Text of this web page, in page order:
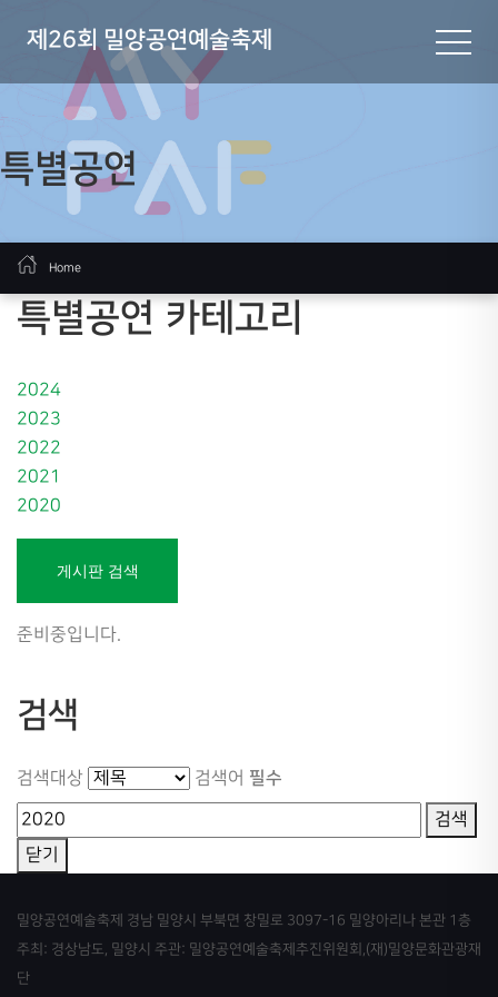
제26회 밀양공연예술축제
특별공연
Home
특별공연 카테고리
2024
2023
2022
2021
2020
게시판 검색
준비중입니다.
검색
검색대상 검색어 필수
검색
닫기
밀양공연예술축제 경남 밀양시 부북면 창밀로 3097-16 밀양아리나 본관 1층
주최: 경상남도, 밀양시 주관: 밀양공연예술축제추진위원회,(재)밀양문화관광재
단